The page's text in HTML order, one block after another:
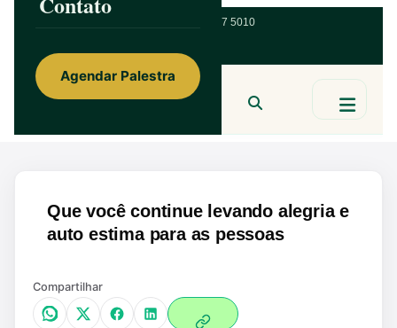
47 9 9967 5010
Ainor Lotério
Agendar Palestra
Que você continue levando alegria e
auto estima para as pessoas
Compartilhar